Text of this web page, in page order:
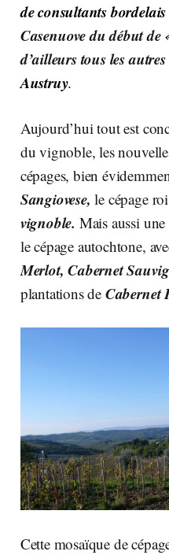
de consultants bordelais
Casenuove du début de
d’ailleurs tous les autres
Austruy.
Aujourd’hui tout est
du vignoble, les
cépages, bien
Sangiovese, le cépage
vignoble. Mais aussi
le cépage autochtone,
Merlot, Cabernet
plantations de Cabernet
Cette mosaïque de